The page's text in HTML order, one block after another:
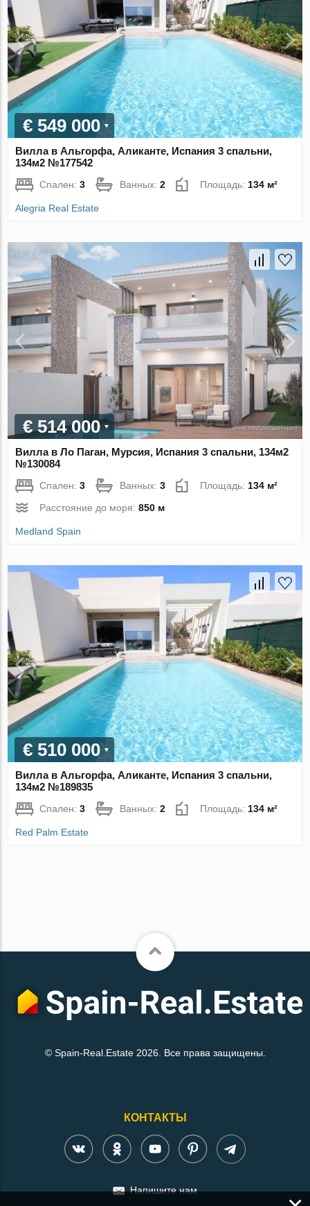
€ 549 000
Вилла в Альгорфа, Аликанте, Испания 3 спальни,
134м2 №177542
Спален:3 Ванных:2 Площадь: 134 м²
Alegria Real Estate
€ 514 000
Вилла в Ло Паган, Мурсия, Испания 3 спальни, 134м2
№130084
Спален:3 Ванных:3 Площадь: 134 м²
Расстояние до моря:850 м
Medland Spain
€ 510 000
Вилла в Альгорфа, Аликанте, Испания 3 спальни,
134м2 №189835
Спален:3 Ванных:2 Площадь: 134 м²
Red Palm Estate
© Spain-Real.Estate 2026. Все права защищены.
КОНТАКТЫ
Напишите нам